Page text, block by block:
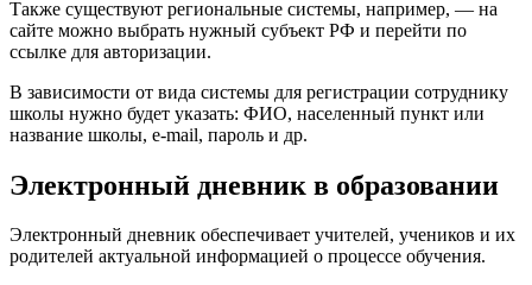
Также существуют региональные системы, например, — на
сайте можно выбрать нужный субъект РФ и перейти по
ссылке для авторизации.
В зависимости от вида системы для регистрации сотруднику
школы нужно будет указать: ФИО, населенный пункт или
название школы, e-mail, пароль и др.
Электронный дневник в образовании
Электронный дневник обеспечивает учителей, учеников и их
родителей актуальной информацией о процессе обучения.